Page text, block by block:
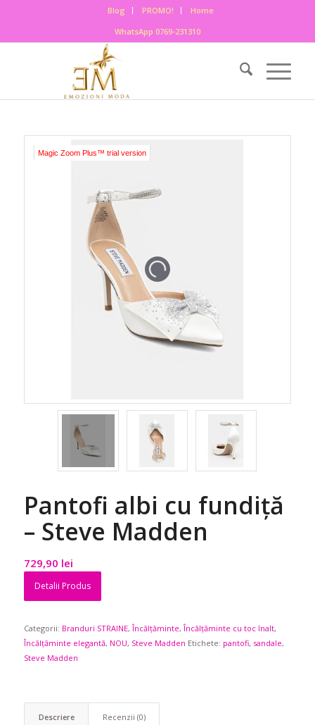
Blog PROMO!
Home
WhatsApp 0769-231310
Magic Zoom Plus™ trial version
Pantofi albi cu fundiță
– Steve Madden
729,90 lei
Detalii Produs
Categorii: Branduri STRAINE,Încălțăminte,Încălțăminte cu toc înalt,
Încălțăminte elegantă, NOU, Steve Madden Etichete: pantofi, sandale,
Steve Madden
Descriere Recenzii (0)